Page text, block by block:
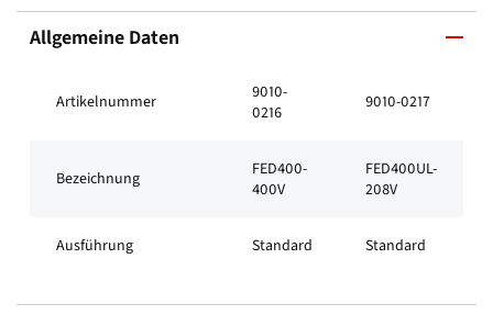
Allgemeine Daten
Artikelnummer
9010-
0216
9010-0217
Bezeichnung
FED400-
400V
FED400UL-
208V
Ausführung Standard Standard